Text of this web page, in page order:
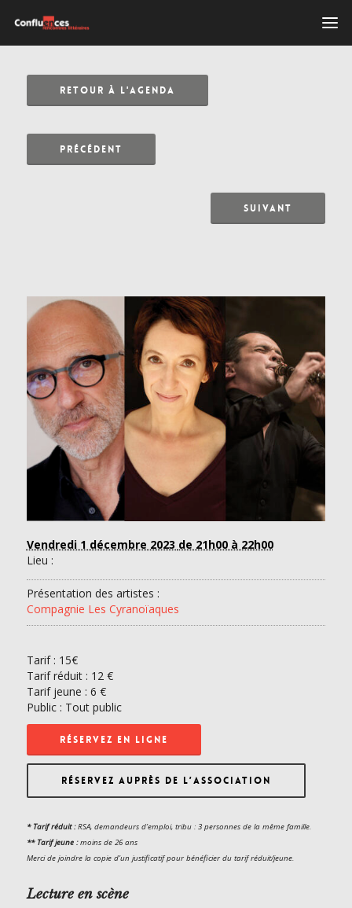
RETOUR À L'AGENDA
PRÉCÉDENT
SUIVANT
Vendredi 1 décembre 2023 de 21h00 à 22h00
Lieu :
Présentation des artistes :
Compagnie Les Cyranoïaques
Tarif : 15€
Tarif réduit : 12 €
Tarif jeune : 6 €
Public : Tout public
RÉSERVEZ EN LIGNE
RÉSERVEZ AUPRÈS DE L’ASSOCIATION
* Tarif réduit :RSA, demandeurs d’emploi, tribu : 3 personnes de la même famille.
** Tarif jeune :moins de 26 ans
Merci de joindre la copie d’un justificatif pour bénéficier du tarif réduit/jeune.
Lecture en scène